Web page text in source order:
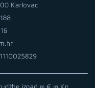
Karlovac
iznad ∞ € ∞ Kn